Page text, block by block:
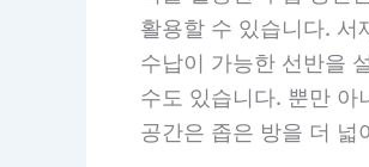
활용할 수 있습니다. 서
수납이 가능한 선반을
수도 있습니다. 뿐만 아
공간은 좁은 방을 더 넓